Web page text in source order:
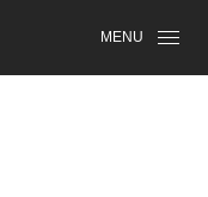
MENU